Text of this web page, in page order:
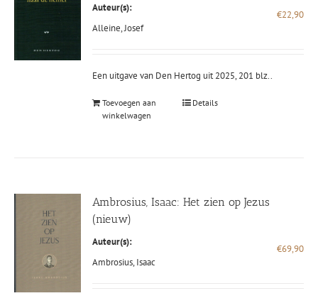
Auteur(s):
Alleine, Josef
€22,90
Een uitgave van Den Hertog uit 2025, 201 blz..
Toevoegen aan
winkelwagen
Details
Ambrosius, Isaac: Het zien op Jezus
(nieuw)
Auteur(s):
Ambrosius, Isaac
€69,90